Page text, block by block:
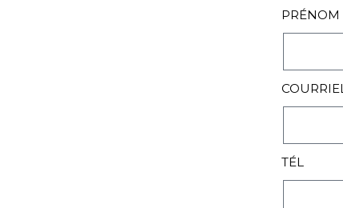
PRÉNOM
COURRIEL
TÉL